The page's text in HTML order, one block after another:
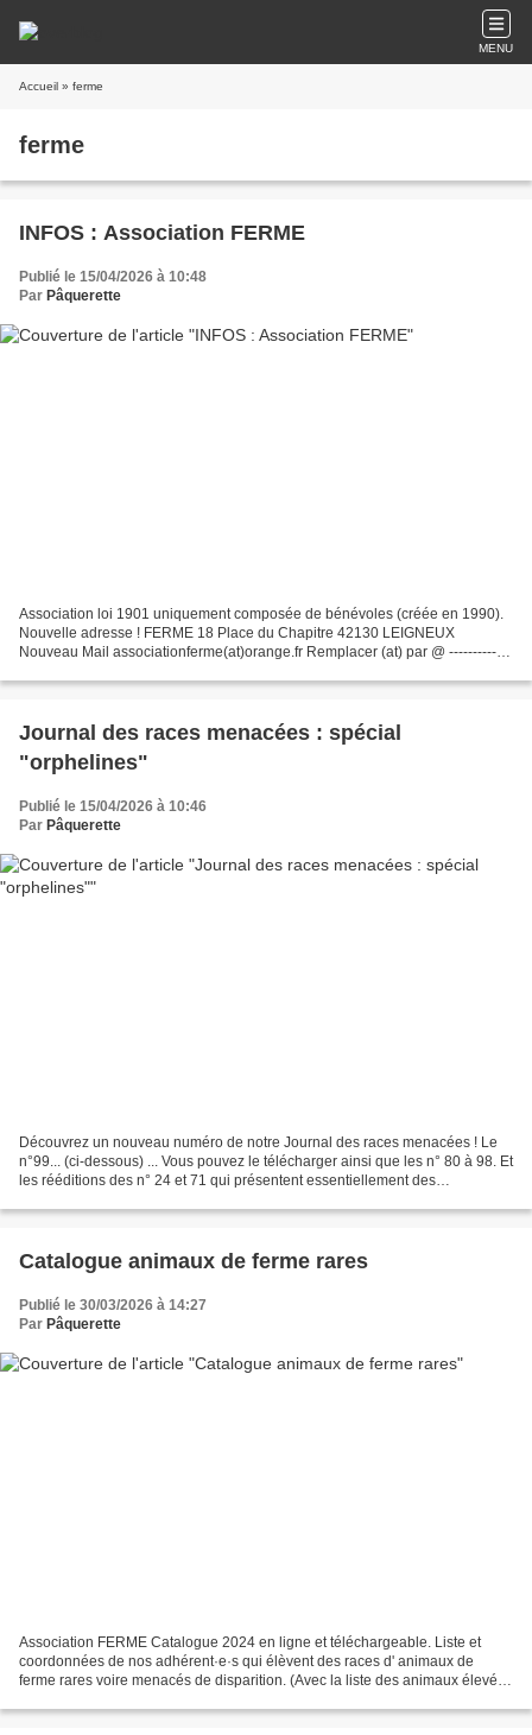
MENU
Accueil » ferme
ferme
INFOS : Association FERME
Publié le 15/04/2026 à 10:48
Par Pâquerette
Association loi 1901 uniquement composée de bénévoles (créée en 1990).
Nouvelle adresse ! FERME 18 Place du Chapitre 42130 LEIGNEUX
Nouveau Mail associationferme(at)orange.fr Remplacer (at) par @ -------------
Journal des races menacées : spécial
"orphelines"
Publié le 15/04/2026 à 10:46
Par Pâquerette
Découvrez un nouveau numéro de notre Journal des races menacées ! Le
n°99... (ci-dessous) ... Vous pouvez le télécharger ainsi que les n° 80 à 98. Et
les rééditions des n° 24 et 71 qui présentent essentiellement des
Catalogue animaux de ferme rares
Publié le 30/03/2026 à 14:27
Par Pâquerette
Association FERME Catalogue 2024 en ligne et téléchargeable. Liste et
coordonnées de nos adhérent·e·s qui élèvent des races d' animaux de
ferme rares voire menacés de disparition. (Avec la liste des animaux élevés)